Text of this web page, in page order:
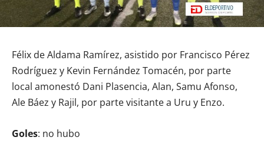
Félix de Aldama Ramírez, asistido por Francisco Pérez
Rodríguez y Kevin Fernández Tomacén, por parte
local amonestó Dani Plasencia, Alan, Samu Afonso,
Ale Báez y Rajil, por parte visitante a Uru y Enzo.
Goles: no hubo